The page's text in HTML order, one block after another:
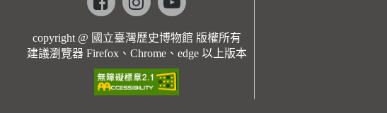
copyright @ 國立臺灣歷史博物館 版權所有
建議瀏覽器 Firefox、Chrome、edge 以上版本